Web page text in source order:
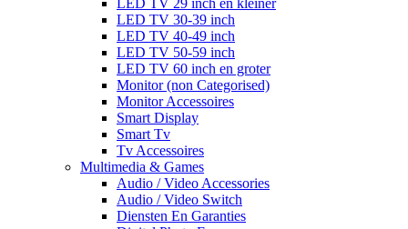
LED TV 30-39 inch
LED TV 40-49 inch
LED TV 50-59 inch
LED TV 60 inch en groter
Monitor (non Categorised)
Monitor Accessoires
Smart Display
Smart Tv
Tv Accessoires
Multimedia & Games
Audio / Video Accessories
Audio / Video Switch
Diensten En Garanties